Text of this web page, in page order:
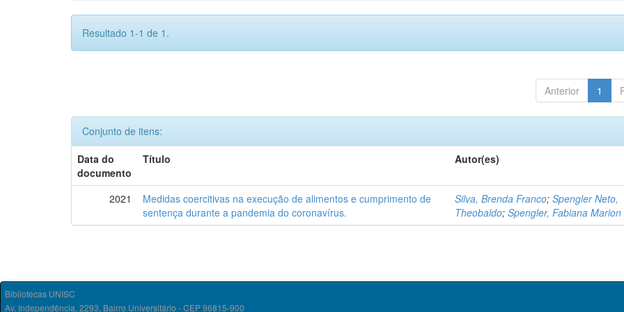
Resultado 1-1 de 1.
Anterior 1
Conjunto de itens:
Data do
documento
Título Autor(es)
2021
Medidas coercitivas na execução de alimentos e cumprimento de
sentença durante a pandemia do coronavírus.
Silva, Brenda Franco;Spengler Neto,
Theobaldo;Spengler, Fabiana Marion
Bibliotecas UNISC
Av. Independência, 2293, Bairro Universitário - CEP 96815-900